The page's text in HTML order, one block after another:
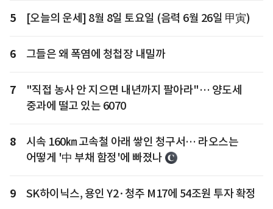
5 [오늘의 운세] 8월 8일 토요일 (음력 6월 26일 甲寅)
6 그들은 왜 폭염에 청첩장 내밀까
7
"직접 농사 안 지으면 내년까지 팔아라"… 양도세
중과에 떨고 있는 6070
8
시속 160㎞ 고속철 아래 쌓인 청구서… 라오스는
어떻게 '中 부채 함정'에 빠졌나
9 SK하이닉스, 용인 Y2·청주 M17에 54조원 투자 확정